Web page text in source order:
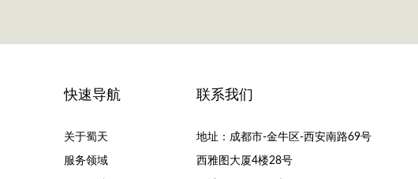
快速导航
关于蜀天
服务领域
联系我们
地址：成都市-金牛区-西安南路69号
西雅图大厦4楼28号